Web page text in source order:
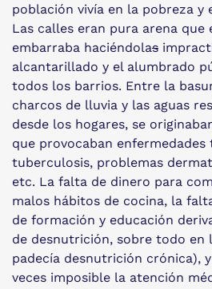
población vivía en la pobreza y
Las calles eran pura arena que
embarraba haciéndolas
alcantarillado y el alumbrado
todos los barrios. Entre la
charcos de lluvia y las aguas
desde los hogares, se
que provocaban enfermedades
tuberculosis, problemas
etc. La falta de dinero para
malos hábitos de cocina, la
de formación y educación
de desnutrición, sobre todo en
padecía desnutrición crónica),
veces imposible la atención